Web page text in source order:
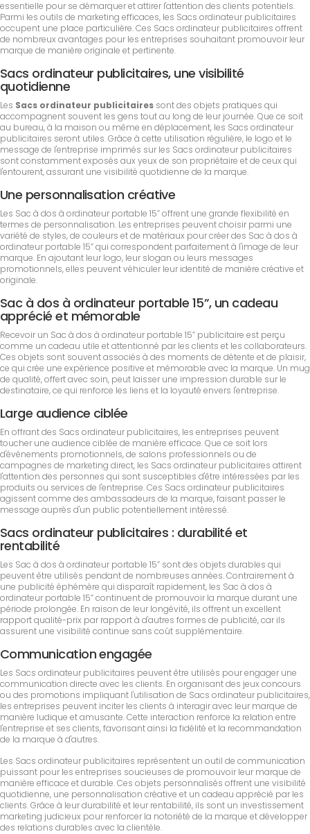
essentielle pour se démarquer et attirer l'attention des clients potentiels.
Parmi les outils de marketing efficaces, les Sacs ordinateur publicitaires
occupent une place particulière. Ces Sacs ordinateur publicitaires offrent
de nombreux avantages pour les entreprises souhaitant promouvoir leur
marque de manière originale et pertinente.
Sacs ordinateur publicitaires, une visibilité
quotidienne
Les Sacs ordinateur publicitaires sont des objets pratiques qui
accompagnent souvent les gens tout au long de leur journée. Que ce soit
au bureau, à la maison ou même en déplacement, les Sacs ordinateur
publicitaires seront utiles. Grâce à cette utilisation régulière, le logo et le
message de l'entreprise imprimés sur les Sacs ordinateur publicitaires
sont constamment exposés aux yeux de son propriétaire et de ceux qui
l'entourent, assurant une visibilité quotidienne de la marque.
Une personnalisation créative
Les Sac à dos à ordinateur portable 15” offrent une grande flexibilité en
termes de personnalisation. Les entreprises peuvent choisir parmi une
variété de styles, de couleurs et de matériaux pour créer des Sac à dos à
ordinateur portable 15” qui correspondent parfaitement à l'image de leur
marque. En ajoutant leur logo, leur slogan ou leurs messages
promotionnels, elles peuvent véhiculer leur identité de manière créative et
originale.
Sac à dos à ordinateur portable 15”, un cadeau
apprécié et mémorable
Recevoir un Sac à dos à ordinateur portable 15” publicitaire est perçu
comme un cadeau utile et attentionné par les clients et les collaborateurs.
Ces objets sont souvent associés à des moments de détente et de plaisir,
ce qui crée une expérience positive et mémorable avec la marque. Un mug
de qualité, offert avec soin, peut laisser une impression durable sur le
destinataire, ce qui renforce les liens et la loyauté envers l'entreprise.
Large audience ciblée
En offrant des Sacs ordinateur publicitaires, les entreprises peuvent
toucher une audience ciblée de manière efficace. Que ce soit lors
d'événements promotionnels, de salons professionnels ou de
campagnes de marketing direct, les Sacs ordinateur publicitaires attirent
l'attention des personnes qui sont susceptibles d'être intéressées par les
produits ou services de l'entreprise. Ces Sacs ordinateur publicitaires
agissent comme des ambassadeurs de la marque, faisant passer le
message auprès d'un public potentiellement intéressé.
Sacs ordinateur publicitaires : durabilité et
rentabilité
Les Sac à dos à ordinateur portable 15” sont des objets durables qui
peuvent être utilisés pendant de nombreuses années. Contrairement à
une publicité éphémère qui disparaît rapidement, les Sac à dos à
ordinateur portable 15” continuent de promouvoir la marque durant une
période prolongée. En raison de leur longévité, ils offrent un excellent
rapport qualité-prix par rapport à d'autres formes de publicité, car ils
assurent une visibilité continue sans coût supplémentaire.
Communication engagée
Les Sacs ordinateur publicitaires peuvent être utilisés pour engager une
communication directe avec les clients. En organisant des jeux concours
ou des promotions impliquant l'utilisation de Sacs ordinateur publicitaires,
les entreprises peuvent inciter les clients à interagir avec leur marque de
manière ludique et amusante. Cette interaction renforce la relation entre
l'entreprise et ses clients, favorisant ainsi la fidélité et la recommandation
de la marque à d'autres.
Les Sacs ordinateur publicitaires représentent un outil de communication
puissant pour les entreprises soucieuses de promouvoir leur marque de
manière efficace et durable. Ces objets personnalisés offrent une visibilité
quotidienne, une personnalisation créative et un cadeau apprécié par les
clients. Grâce à leur durabilité et leur rentabilité, ils sont un investissement
marketing judicieux pour renforcer la notoriété de la marque et développer
des relations durables avec la clientèle.